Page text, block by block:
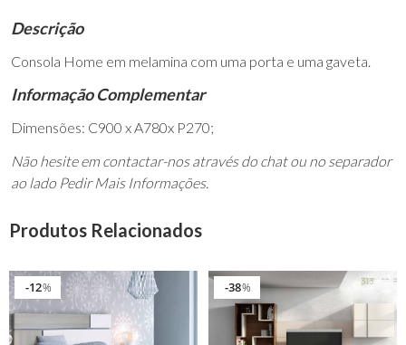
Descrição
Consola Home em melamina com uma porta e uma gaveta.
Informação Complementar
Dimensões: C900 x A780x P270;
Não hesite em contactar-nos através do chat ou no separador
ao lado Pedir Mais Informações.
Produtos Relacionados
%
12 %
38